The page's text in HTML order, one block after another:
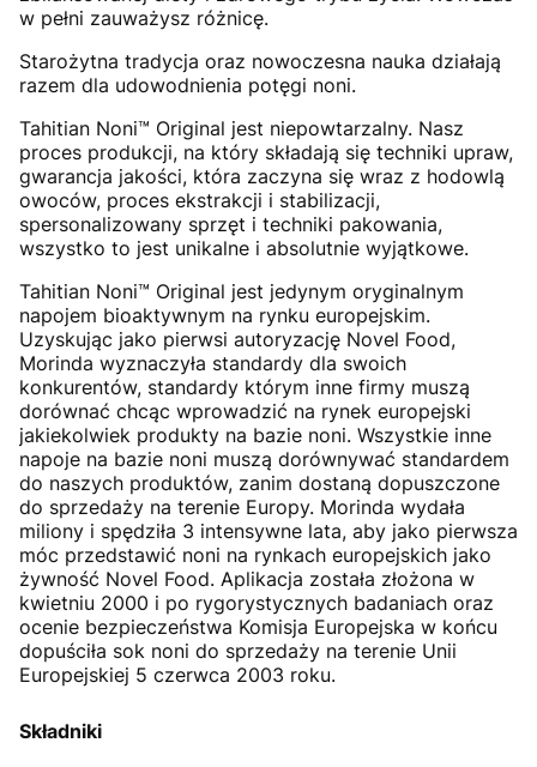
w pełni zauważysz różnicę.
Starożytna tradycja oraz nowoczesna nauka działają
razem dla udowodnienia potęgi noni.
Tahitian Noni™ Original jest niepowtarzalny. Nasz
proces produkcji, na który składają się techniki upraw,
gwarancja jakości, która zaczyna się wraz z hodowlą
owoców, proces ekstrakcji i stabilizacji,
spersonalizowany sprzęt i techniki pakowania,
wszystko to jest unikalne i absolutnie wyjątkowe.
Tahitian Noni™ Original jest jedynym oryginalnym
napojem bioaktywnym na rynku europejskim.
Uzyskując jako pierwsi autoryzację Novel Food,
Morinda wyznaczyła standardy dla swoich
konkurentów, standardy którym inne firmy muszą
dorównać chcąc wprowadzić na rynek europejski
jakiekolwiek produkty na bazie noni. Wszystkie inne
napoje na bazie noni muszą dorównywać standardem
do naszych produktów, zanim dostaną dopuszczone
do sprzedaży na terenie Europy. Morinda wydała
miliony i spędziła 3 intensywne lata, aby jako pierwsza
móc przedstawić noni na rynkach europejskich jako
żywność Novel Food. Aplikacja została złożona w
kwietniu 2000 i po rygorystycznych badaniach oraz
ocenie bezpieczeństwa Komisja Europejska w końcu
dopuściła sok noni do sprzedaży na terenie Unii
Europejskiej 5 czerwca 2003 roku.
Składniki